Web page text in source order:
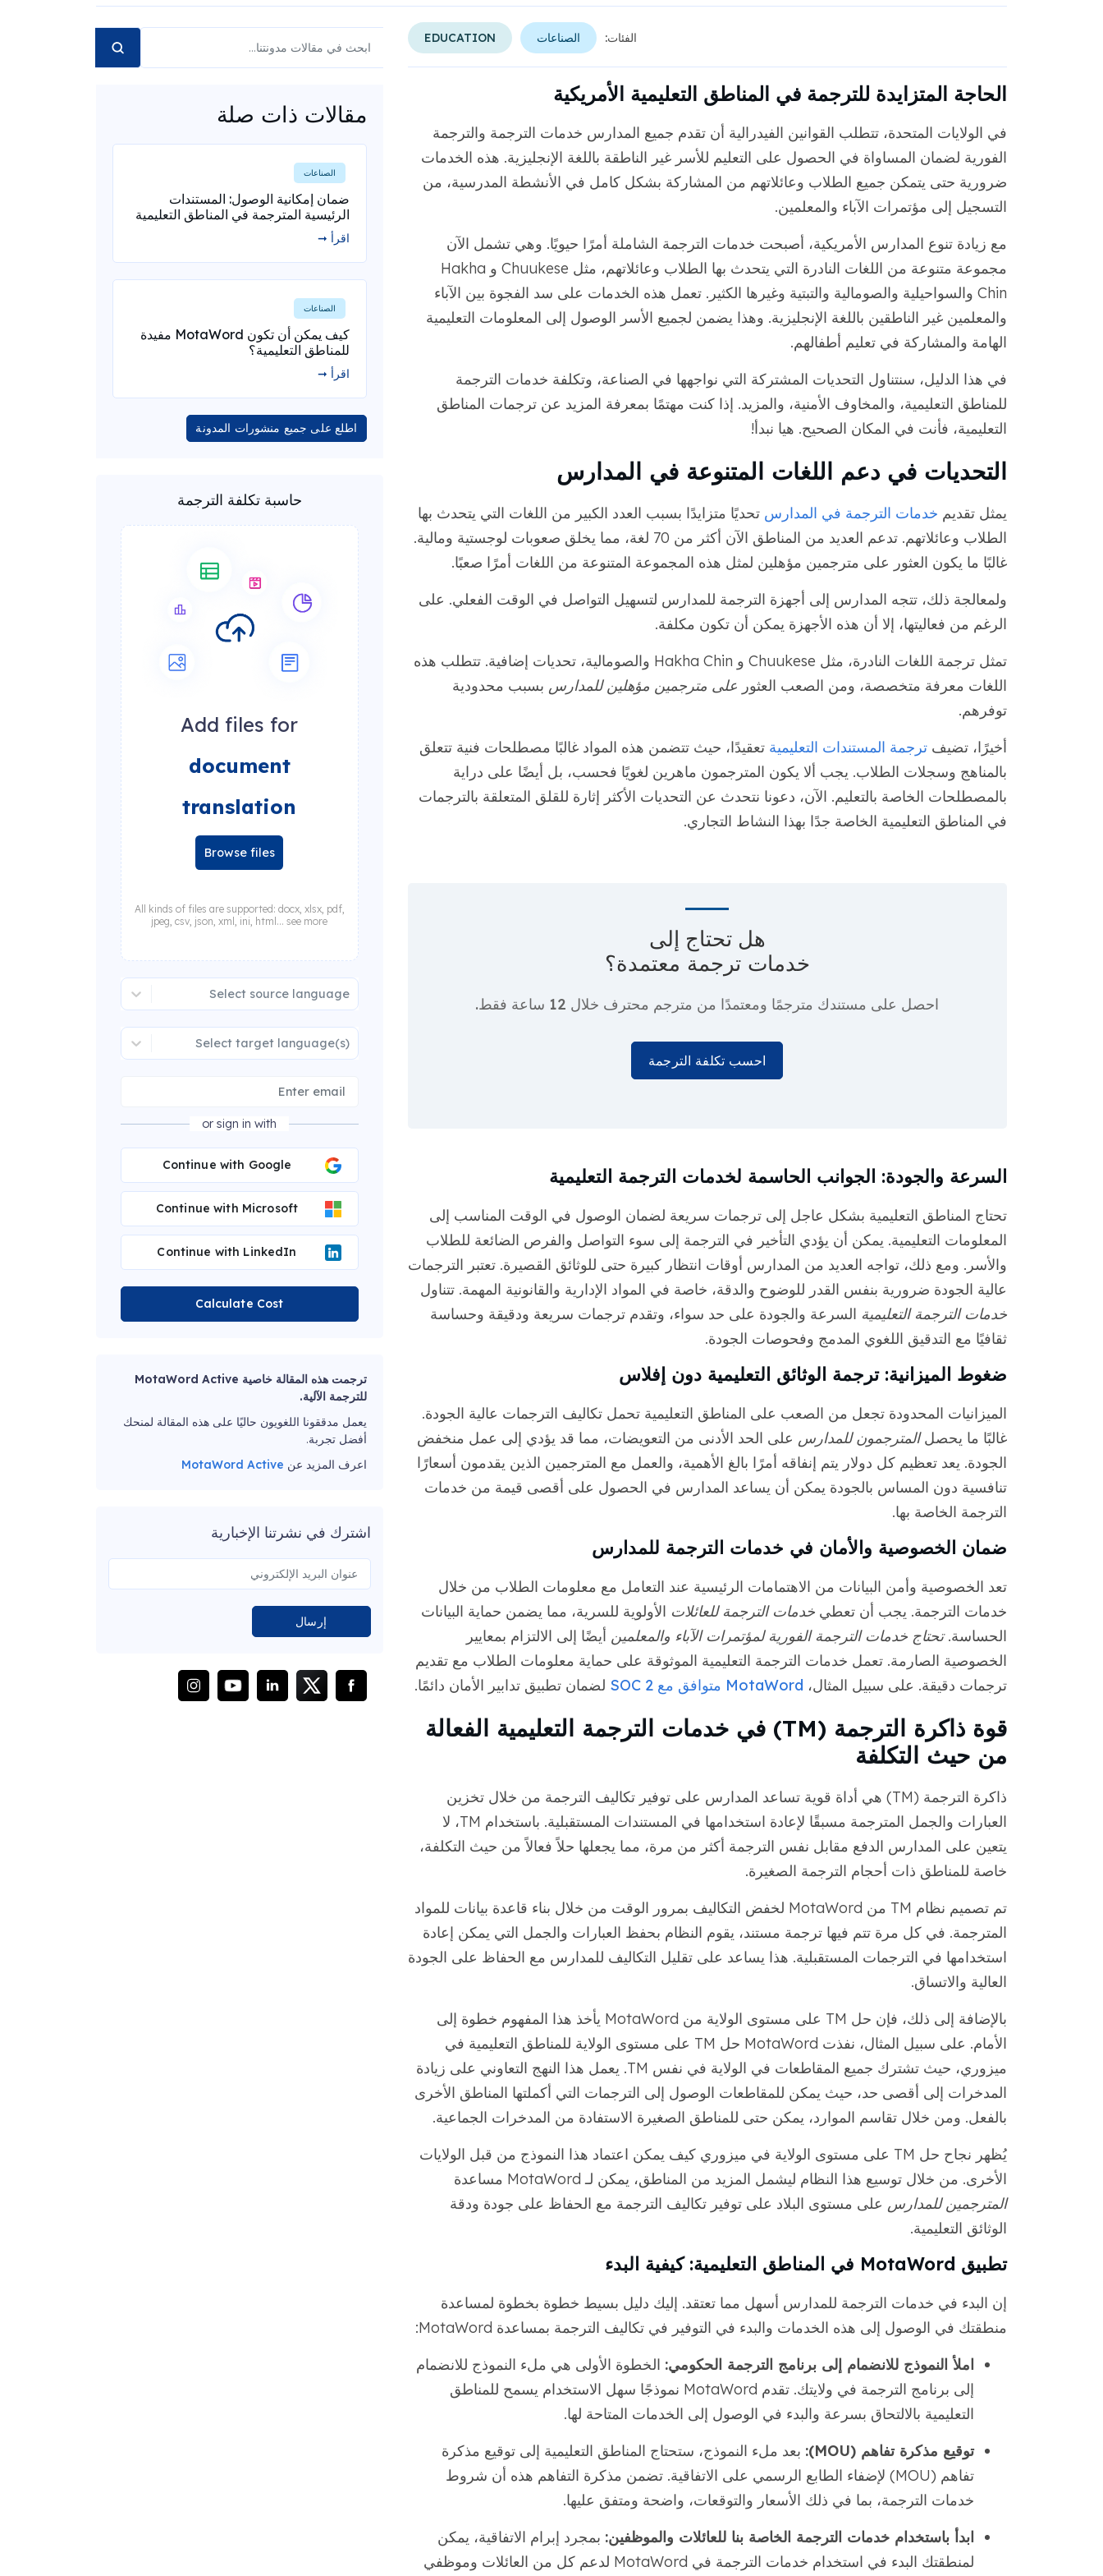
الفئات: الصناعات EDUCATION
الحاجة المتزايدة للترجمة في المناطق التعليمية الأمريكية
في الولايات المتحدة، تتطلب القوانين الفيدرالية أن تقدم جميع المدارس خدمات الترجمة والترجمة
الفورية لضمان المساواة في الحصول على التعليم للأسر غير الناطقة باللغة الإنجليزية. هذه الخدمات
ضرورية حتى يتمكن جميع الطلاب وعائلاتهم من المشاركة بشكل كامل في الأنشطة المدرسية، من
التسجيل إلى مؤتمرات الآباء والمعلمين.
مع زيادة تنوع المدارس الأمريكية، أصبحت خدمات الترجمة الشاملة أمرًا حيويًا. وهي تشمل الآن
مجموعة متنوعة من اللغات النادرة التي يتحدث بها الطلاب وعائلاتهم، مثل Chuukese و Hakha
Chin والسواحيلية والصومالية والتبتية وغيرها الكثير. تعمل هذه الخدمات على سد الفجوة بين الآباء
والمعلمين غير الناطقين باللغة الإنجليزية. وهذا يضمن لجميع الأسر الوصول إلى المعلومات التعليمية
الهامة والمشاركة في تعليم أطفالهم.
في هذا الدليل، سنتناول التحديات المشتركة التي نواجهها في الصناعة، وتكلفة خدمات الترجمة
للمناطق التعليمية، والمخاوف الأمنية، والمزيد. إذا كنت مهتمًا بمعرفة المزيد عن ترجمات المناطق
التعليمية، فأنت في المكان الصحيح. هيا نبدأ!
التحديات في دعم اللغات المتنوعة في المدارس
يمثل تقديم خدمات الترجمة في المدارس تحديًا متزايدًا بسبب العدد الكبير من اللغات التي يتحدث بها
الطلاب وعائلاتهم. تدعم العديد من المناطق الآن أكثر من 70 لغة، مما يخلق صعوبات لوجستية ومالية.
غالبًا ما يكون العثور على مترجمين مؤهلين لمثل هذه المجموعة المتنوعة من اللغات أمرًا صعبًا.
ولمعالجة ذلك، تتجه المدارس إلى أجهزة الترجمة للمدارس لتسهيل التواصل في الوقت الفعلي. على
الرغم من فعاليتها، إلا أن هذه الأجهزة يمكن أن تكون مكلفة.
تمثل ترجمة اللغات النادرة، مثل Chuukese و Hakha Chin والصومالية، تحديات إضافية. تتطلب هذه
اللغات معرفة متخصصة، ومن الصعب العثور على مترجمين مؤهلين للمدارس بسبب محدودية
توفرهم.
أخيرًا، تضيفترجمة المستندات التعليمية تعقيدًا، حيث تتضمن هذه المواد غالبًا مصطلحات فنية تتعلق
بالمناهج وسجلات الطلاب. يجب ألا يكون المترجمون ماهرين لغويًا فحسب، بل أيضًا على دراية
بالمصطلحات الخاصة بالتعليم. الآن، دعونا نتحدث عن التحديات الأكثر إثارة للقلق المتعلقة بالترجمات
في المناطق التعليمية الخاصة جدًا بهذا النشاط التجاري.
هل تحتاج إلى
خدمات ترجمة معتمدة؟
احصل على مستندك مترجمًا ومعتمدًا من مترجم محترف خلال 12 ساعة فقط.
احسب تكلفة الترجمة
السرعة والجودة: الجوانب الحاسمة لخدمات الترجمة التعليمية
تحتاج المناطق التعليمية بشكل عاجل إلى ترجمات سريعة لضمان الوصول في الوقت المناسب إلى
المعلومات التعليمية. يمكن أن يؤدي التأخير في الترجمة إلى سوء التواصل والفرص الضائعة للطلاب
والأسر. ومع ذلك، تواجه العديد من المدارس أوقات انتظار كبيرة حتى للوثائق القصيرة. تعتبر الترجمات
عالية الجودة ضرورية بنفس القدر للوضوح والدقة، خاصة في المواد الإدارية والقانونية المهمة. تتناول
خدمات الترجمة التعليمية السرعة والجودة على حد سواء، وتقدم ترجمات سريعة ودقيقة وحساسة
ثقافيًا مع التدقيق اللغوي المدمج وفحوصات الجودة.
ضغوط الميزانية: ترجمة الوثائق التعليمية دون إفلاس
الميزانيات المحدودة تجعل من الصعب على المناطق التعليمية تحمل تكاليف الترجمات عالية الجودة.
غالبًا ما يحصلالمترجمون للمدارس على الحد الأدنى من التعويضات، مما قد يؤدي إلى عمل منخفض
الجودة. يعد تعظيم كل دولار يتم إنفاقه أمرًا بالغ الأهمية، والعمل مع المترجمين الذين يقدمون أسعارًا
تنافسية دون المساس بالجودة يمكن أن يساعد المدارس في الحصول على أقصى قيمة من خدمات
الترجمة الخاصة بها.
ضمان الخصوصية والأمان في خدمات الترجمة للمدارس
تعد الخصوصية وأمن البيانات من الاهتمامات الرئيسية عند التعامل مع معلومات الطلاب من خلال
خدمات الترجمة. يجب أن تعطيخدمات الترجمة للعائلات الأولوية للسرية، مما يضمن حماية البيانات
الحساسة.تحتاج خدمات الترجمة الفورية لمؤتمرات الآباء والمعلمين أيضًا إلى الالتزام بمعايير
الخصوصية الصارمة. تعمل خدمات الترجمة التعليمية الموثوقة على حماية معلومات الطلاب مع تقديم
ترجمات دقيقة. على سبيل المثال، MotaWord متوافق مع SOC 2 لضمان تطبيق تدابير الأمان دائمًا.
قوة ذاكرة الترجمة (TM) في خدمات الترجمة التعليمية الفعالة
من حيث التكلفة
ذاكرة الترجمة (TM) هي أداة قوية تساعد المدارس على توفير تكاليف الترجمة من خلال تخزين
العبارات والجمل المترجمة مسبقًا لإعادة استخدامها في المستندات المستقبلية. باستخدام TM، لا
يتعين على المدارس الدفع مقابل نفس الترجمة أكثر من مرة، مما يجعلها حلاً فعالاً من حيث التكلفة،
خاصة للمناطق ذات أحجام الترجمة الصغيرة.
تم تصميم نظام TM من MotaWord لخفض التكاليف بمرور الوقت من خلال بناء قاعدة بيانات للمواد
المترجمة. في كل مرة تتم فيها ترجمة مستند، يقوم النظام بحفظ العبارات والجمل التي يمكن إعادة
استخدامها في الترجمات المستقبلية. هذا يساعد على تقليل التكاليف للمدارس مع الحفاظ على الجودة
العالية والاتساق.
بالإضافة إلى ذلك، فإن حل TM على مستوى الولاية من MotaWord يأخذ هذا المفهوم خطوة إلى
الأمام. على سبيل المثال، نفذت MotaWord حل TM على مستوى الولاية للمناطق التعليمية في
ميزوري، حيث تشترك جميع المقاطعات في الولاية في نفس TM. يعمل هذا النهج التعاوني على زيادة
المدخرات إلى أقصى حد، حيث يمكن للمقاطعات الوصول إلى الترجمات التي أكملتها المناطق الأخرى
بالفعل. ومن خلال تقاسم الموارد، يمكن حتى للمناطق الصغيرة الاستفادة من المدخرات الجماعية.
يُظهر نجاح حل TM على مستوى الولاية في ميزوري كيف يمكن اعتماد هذا النموذج من قبل الولايات
الأخرى. من خلال توسيع هذا النظام ليشمل المزيد من المناطق، يمكن لـ MotaWord مساعدة
المترجمين للمدارس على مستوى البلاد على توفير تكاليف الترجمة مع الحفاظ على جودة ودقة
الوثائق التعليمية.
تطبيق MotaWord في المناطق التعليمية: كيفية البدء
إن البدء في خدمات الترجمة للمدارس أسهل مما تعتقد. إليك دليل بسيط خطوة بخطوة لمساعدة
منطقتك في الوصول إلى هذه الخدمات والبدء في التوفير في تكاليف الترجمة بمساعدة MotaWord:
املأ النموذج للانضمام إلى برنامج الترجمة الحكومي: الخطوة الأولى هي ملء النموذج للانضمام
إلى برنامج الترجمة في ولايتك. تقدم MotaWord نموذجًا سهل الاستخدام يسمح للمناطق
التعليمية بالالتحاق بسرعة والبدء في الوصول إلى الخدمات المتاحة لها.
توقيع مذكرة تفاهم (MOU):
بعد ملء النموذج، ستحتاج المناطق التعليمية إلى توقيع مذكرة
تفاهم (MOU) لإضفاء الطابع الرسمي على الاتفاقية. تضمن مذكرة التفاهم هذه أن شروط
خدمات الترجمة، بما في ذلك الأسعار والتوقعات، واضحة ومتفق عليها.
ابدأ باستخدام خدمات الترجمة الخاصة بنا للعائلات والموظفين: بمجرد إبرام الاتفاقية، يمكن
لمنطقتك البدء في استخدام خدمات الترجمة في MotaWord لدعم كل من العائلات وموظفي
مقالات ذات صلة
الصناعات
ضمان إمكانية الوصول: المستندات
الرئيسية المترجمة في المناطق التعليمية
اقرأ ➞
الصناعات
كيف يمكن أن تكون MotaWord مفيدة
للمناطق التعليمية؟
اقرأ ➞
اطلع على جميع منشورات المدونة
حاسبة تكلفة الترجمة
Add files for
document
translation
Browse files
All kinds of files are supported: docx, xlsx, pdf,
jpeg, csv, json, xml, ini, html... see more
Select source language
Select target language(s)
or sign in with
Continue with Google
Continue with Microsoft
Continue with LinkedIn
Calculate Cost
ترجمت هذه المقالة خاصية MotaWord Active
للترجمة الآلية.
يعمل مدققونا اللغويون حاليًا على هذه المقالة لمنحك
أفضل تجربة.
اعرف المزيد عن MotaWord Active
اشترك في نشرتنا الإخبارية
إرسال